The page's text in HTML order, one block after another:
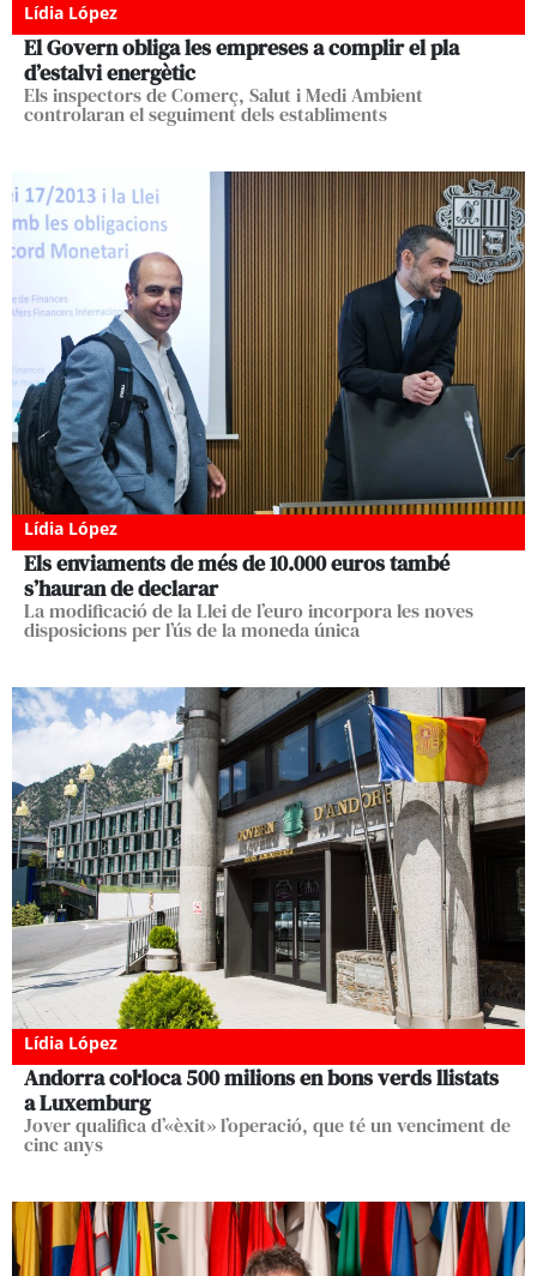
Lídia López
El Govern obliga les empreses a complir el pla
d’estalvi energètic
Els inspectors de Comerç, Salut i Medi Ambient
controlaran el seguiment dels establiments
Lídia López
Els enviaments de més de 10.000 euros també
s’hauran de declarar
La modificació de la Llei de l’euro incorpora les noves
disposicions per l’ús de la moneda única
Lídia López
Andorra col·loca 500 milions en bons verds llistats
a Luxemburg
Jover qualifica d’«èxit» l’operació, que té un venciment de
cinc anys